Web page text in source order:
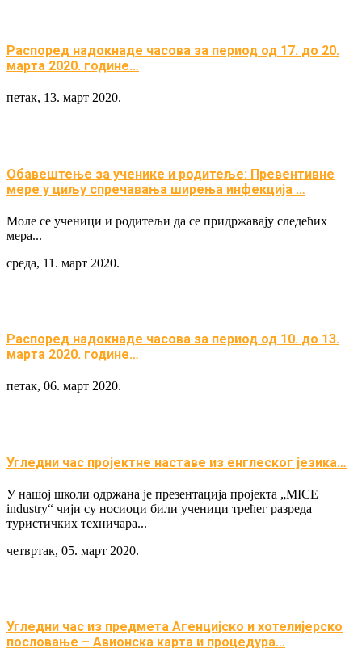
Распоред надокнаде часова за период од 17. до 20.
марта 2020. године…
петак, 13. март 2020.
Обавештење за ученике и родитеље: Превентивне
мере у циљу спречавања ширења инфекција …
Моле се ученици и родитељи да се придржавају следећих
мера...
среда, 11. март 2020.
Распоред надокнаде часова за период од 10. до 13.
марта 2020. године…
петак, 06. март 2020.
Угледни час пројектне наставе из енглеског језика…
У нашој школи одржана је презентација пројекта „MICE
industry“ чији су носиоци били ученици трећег разреда
туристичких техничара...
четвртак, 05. март 2020.
Угледни час из предмета Агенцијско и хотелијерско
пословање – Авионска карта и процедура…